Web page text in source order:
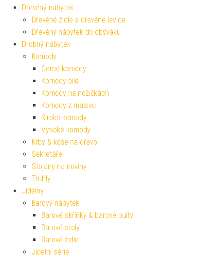
Dřevěný nábytek
Dřevěné židle a dřevěné lavice
Dřevěný nábytek do obýváku
Drobný nábytek
Komody
Černé komody
Komody bílé
Komody na nožičkách
Komody z masivu
Široké komody
Vysoké komody
Krby & koše na dřevo
Sekretáře
Stojany na noviny
Truhly
Jídelny
Barový nábytek
Barové skříňky & barové pulty
Barové stoly
Barové židle
Jídelní série